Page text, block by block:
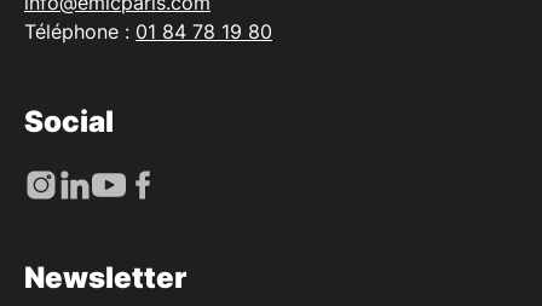
Téléphone : 01 84 78 19 80
Social
Newsletter